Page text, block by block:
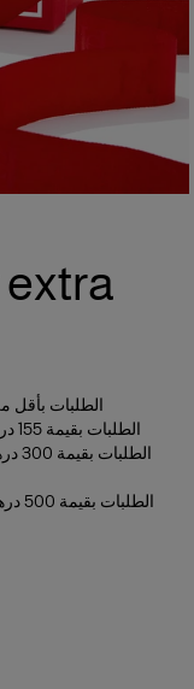
الطلبات بأقل من 155 درهم إماراتي، اختر
الطلبات بقيمة 155 درهماً إماراتياً أو أكثر، اختر 2 عينة و1 منمنمات.